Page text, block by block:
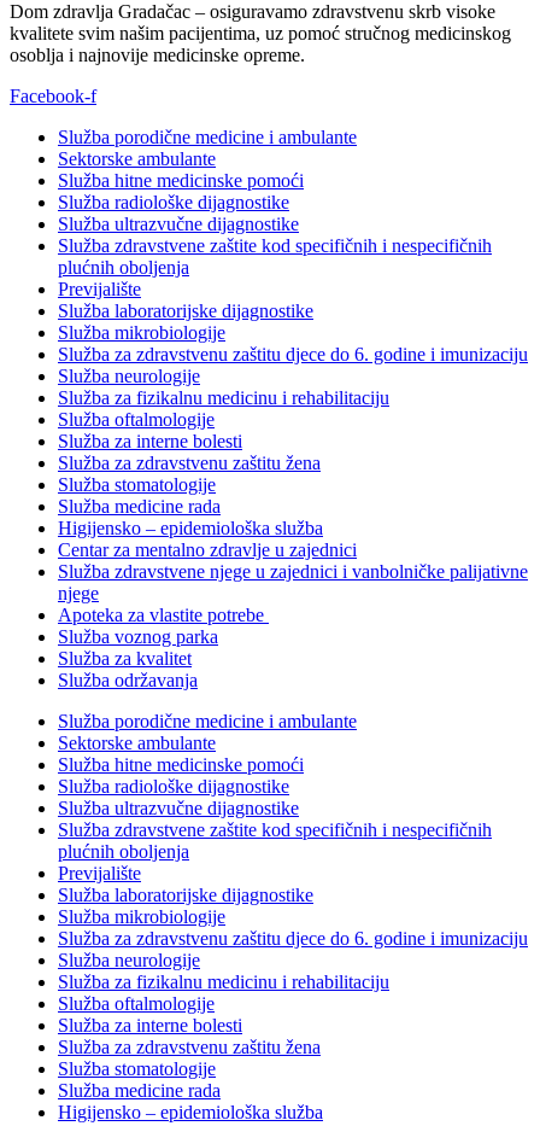
Dom zdravlja Gradačac – osiguravamo zdravstvenu skrb visoke
kvalitete svim našim pacijentima, uz pomoć stručnog medicinskog
osoblja i najnovije medicinske opreme.
Facebook-f
Služba porodične medicine i ambulante
Sektorske ambulante
Služba hitne medicinske pomoći
Služba radiološke dijagnostike
Služba ultrazvučne dijagnostike
Služba zdravstvene zaštite kod specifičnih i nespecifičnih
plućnih oboljenja
Previjalište
Služba laboratorijske dijagnostike
Služba mikrobiologije
Služba za zdravstvenu zaštitu djece do 6. godine i imunizaciju
Služba neurologije
Služba za fizikalnu medicinu i rehabilitaciju
Služba oftalmologije
Služba za interne bolesti
Služba za zdravstvenu zaštitu žena
Služba stomatologije
Služba medicine rada
Higijensko – epidemiološka služba
Centar za mentalno zdravlje u zajednici
Služba zdravstvene njege u zajednici i vanbolničke palijativne
njege
Apoteka za vlastite potrebe
Služba voznog parka
Služba za kvalitet
Služba održavanja
Služba porodične medicine i ambulante
Sektorske ambulante
Služba hitne medicinske pomoći
Služba radiološke dijagnostike
Služba ultrazvučne dijagnostike
Služba zdravstvene zaštite kod specifičnih i nespecifičnih
plućnih oboljenja
Previjalište
Služba laboratorijske dijagnostike
Služba mikrobiologije
Služba za zdravstvenu zaštitu djece do 6. godine i imunizaciju
Služba neurologije
Služba za fizikalnu medicinu i rehabilitaciju
Služba oftalmologije
Služba za interne bolesti
Služba za zdravstvenu zaštitu žena
Služba stomatologije
Služba medicine rada
Higijensko – epidemiološka služba